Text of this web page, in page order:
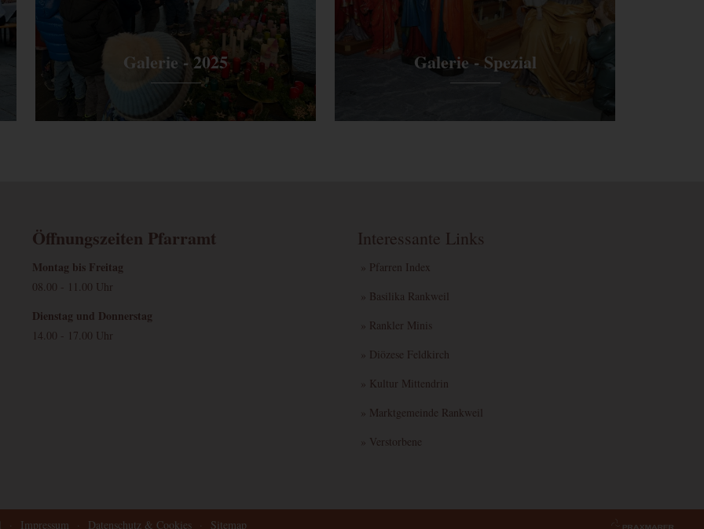
Galerie - 2025 Galerie - Spezial
Öffnungszeiten Pfarramt
Montag bis Freitag
08.00 - 11.00 Uhr
Dienstag und Donnerstag
14.00 - 17.00 Uhr
Interessante Links
» Pfarren Index
» Basilika Rankweil
» Rankler Minis
» Diözese Feldkirch
» Kultur Mittendrin
» Marktgemeinde Rankweil
» Verstorbene
· Impressum · Datenschutz & Cookies · Sitemap